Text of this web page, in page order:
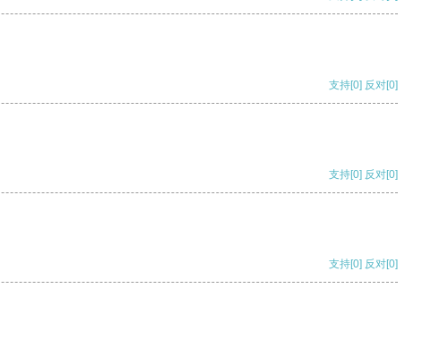
支持[0] 反对[0]
支持[0] 反对[0]
支持[0] 反对[0]